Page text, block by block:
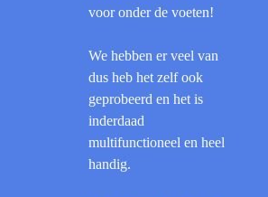
voor onder de voeten!
We hebben er veel van
dus heb het zelf ook
geprobeerd en het is
inderdaad
multifunctioneel en heel
handig.